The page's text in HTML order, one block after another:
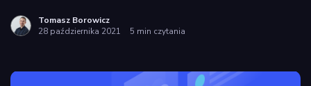
Tomasz Borowicz
28 października 2021
5 min czytania